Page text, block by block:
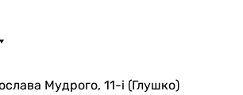
Мудрого, 11-i (Глушко)